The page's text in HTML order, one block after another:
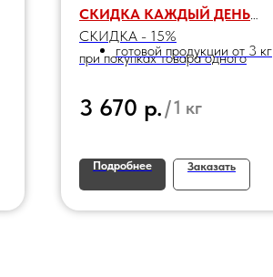
СКИДКА КАЖДЫЙ ДЕНЬ
СКИДКА - 15%
при покупках товара одного
готовой продукции от 3 кг
3 670 р. /1 кг
Подробнее Заказать